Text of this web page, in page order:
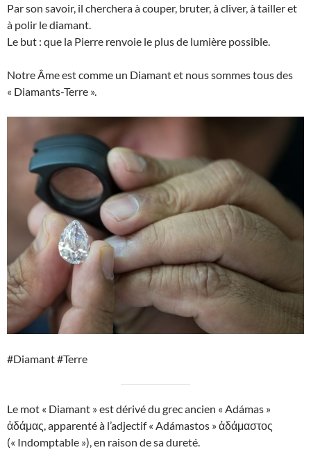
Par son savoir, il cherchera à couper, bruter, à cliver, à tailler et
à polir le diamant.
Le but : que la Pierre renvoie le plus de lumière possible.
Notre Âme est comme un Diamant et nous sommes tous des
« Diamants-Terre ».
#Diamant #Terre
Le mot « Diamant » est dérivé du grec ancien « Adámas »
ἀδάμας, apparenté à l’adjectif « Adámastos » ἀδάμαστος
(« Indomptable »), en raison de sa dureté.